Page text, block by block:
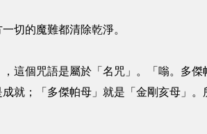
切的魔難都清除乾淨。
這個咒語是屬於「名咒」。「嗡。多
就；「多傑帕母」就是「金剛亥母」